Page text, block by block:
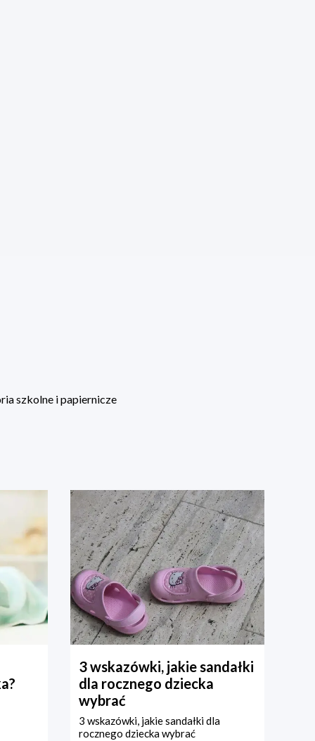
szkolne i papiernicze
3 wskazówki, jakie sandałki
dla rocznego dziecka
wybrać
3 wskazówki, jakie sandałki dla
rocznego dziecka wybrać